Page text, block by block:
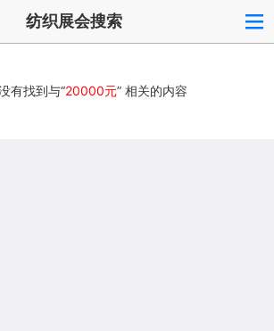
纺织展会搜索
有找到与“20000元” 相关的内容